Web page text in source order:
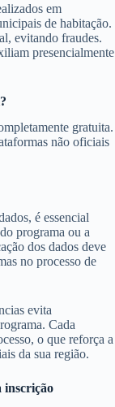
em
de habitação.
evitando fraudes.
presencialmente
gratuita.
não oficiais
é essencial
programa ou a
dos dados deve
no processo de
evita
Cada
o que reforça a
da sua região.
inscrição